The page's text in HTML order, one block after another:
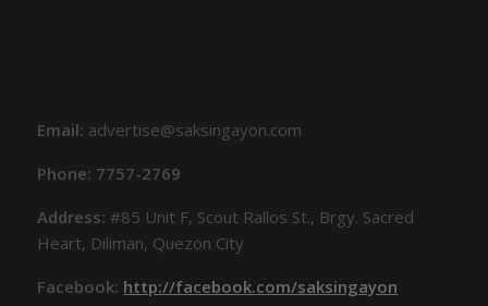
Email: advertise@saksingayon.com
Phone: 7757-2769
Address:#85 Unit F, Scout Rallos St., Brgy. Sacred
Heart, Diliman, Quezon City
Facebook: http://facebook.com/saksingayon